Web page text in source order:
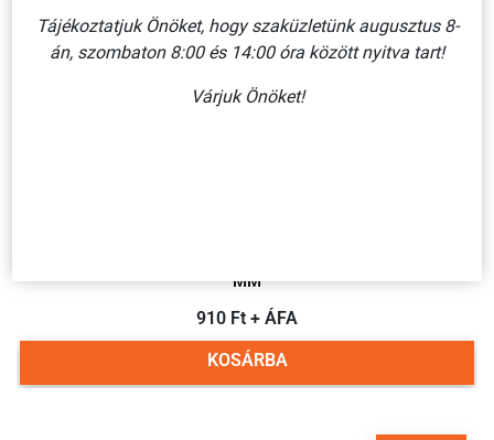
Több
variáció
MM
910 Ft + ÁFA
KOSÁRBA
Tájékoztatjuk Önöket, hogy szaküzletünk augusztus 8-
án, szombaton 8:00 és 14:00 óra között nyitva tart!
Várjuk Önöket!